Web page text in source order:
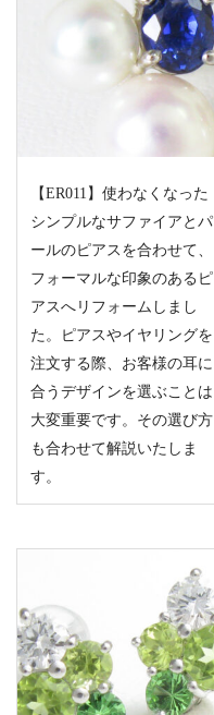
【ER011】使わなくなった
シンプルなサファイアとパ
ールのピアスを合わせて、
フォーマルな印象のあるピ
アスへリフォームしまし
た。ピアスやイヤリングを
注文する際、お客様の耳に
合うデザインを選ぶことは
大変重要です。その選び方
も合わせて解説いたしま
す。